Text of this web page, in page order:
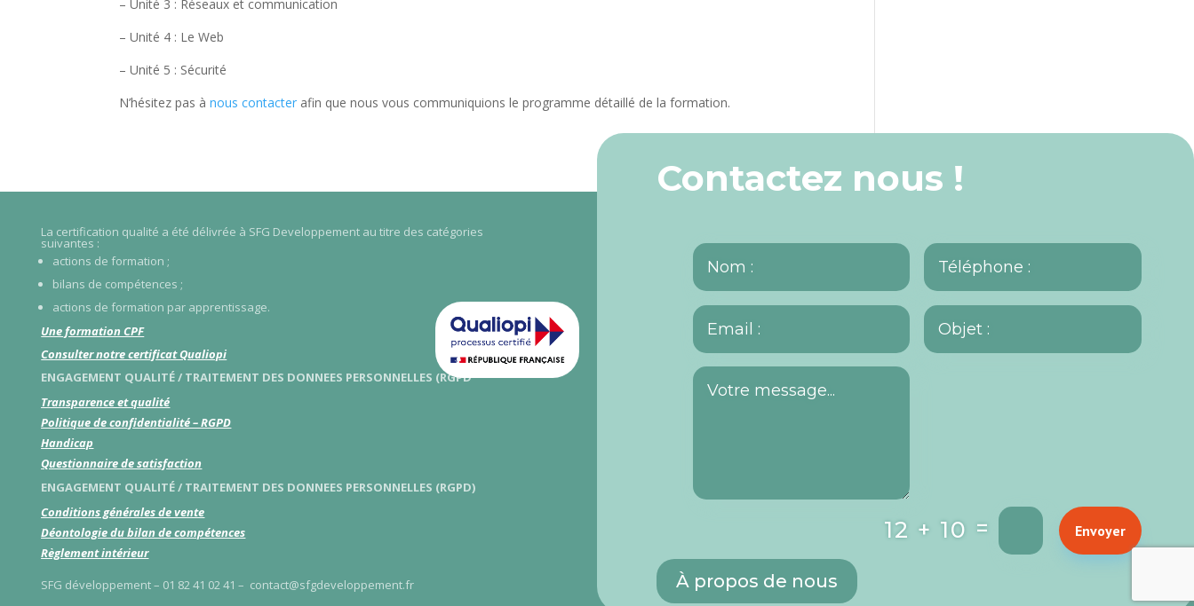
– Unité 3 : Réseaux et communication
– Unité 4 : Le Web
– Unité 5 : Sécurité
N’hésitez pas ànous contacter afin que nous vous communiquions le programme détaillé de la formation.
La certification qualité a été délivrée à SFG Developpement au titre des catégories
suivantes :
actions de formation ;
bilans de compétences ;
actions de formation par apprentissage.
Une formation CPF
Consulter notre certificat Qualiopi
ENGAGEMENT QUALITÉ / TRAITEMENT DES DONNEES PERSONNELLES (RGPD
Transparence et qualité
Politique de confidentialité – RGPD
Handicap
Questionnaire de satisfaction
ENGAGEMENT QUALITÉ / TRAITEMENT DES DONNEES PERSONNELLES (RGPD)
Conditions générales de vente
Déontologie du bilan de compétences
Règlement intérieur
SFG développement – 01 82 41 02 41 – contact@sfgdeveloppement.fr
Contactez nous !
12 + 10 = Envoyer
À propos de nous